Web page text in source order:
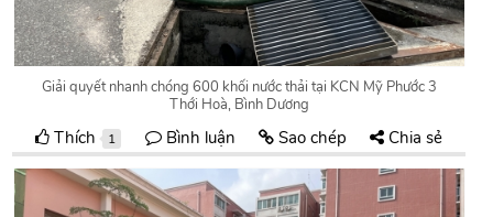
Giải quyết nhanh chóng 600 khối nước thải tại KCN Mỹ Phước 3
Thới Hoà, Bình Dương
Thích 1 Bình luận Sao chép Chia sẻ